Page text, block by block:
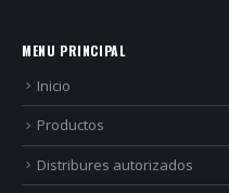
MENU PRINCIPAL
Inicio
Productos
Distribures autorizados